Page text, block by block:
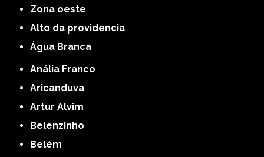
Zona oeste
alto da providencia
Água Branca
Anália Franco
Aricanduva
Artur Alvim
Belenzinho
Belém